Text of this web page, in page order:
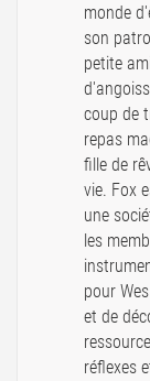
monde
son
petite
coup de
repas
fille de
vie. Fox
une
les
pour
et de
réflexes